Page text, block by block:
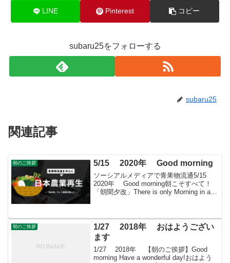
LINE Pinterest コピー
subaru25をフォローする
subaru25
関連記事
朝のご挨拶 5/15 2020年 Good morning
ソーシアルメディアで青果物流通5/15
2020年 Good morning朝こそすべて！
「朝聞夕改」There is only Morning in all
朝のご挨拶
1/27 2018年 おはようござい
ます
1/27 2018年 【朝のご挨拶】Good
morning Have a wonderful day!おはよう